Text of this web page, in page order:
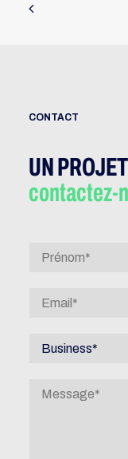
CONTACT
UN
contactez-